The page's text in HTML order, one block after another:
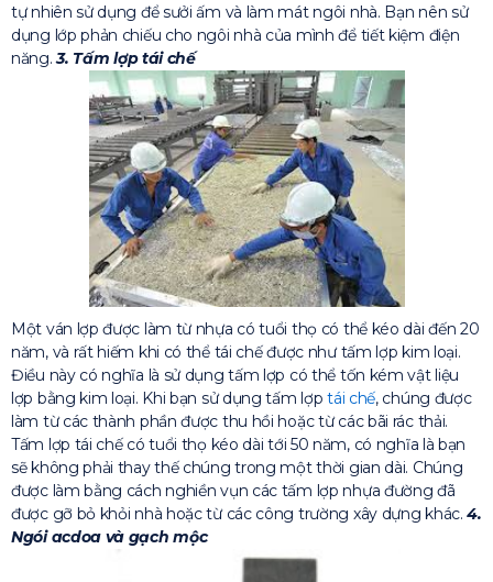
tự nhiên sử dụng để sưởi ấm và làm mát ngôi nhà. Bạn nên sử
dụng lớp phản chiếu cho ngôi nhà của mình để tiết kiệm điện
năng.3. Tấm lợp tái chế
Một ván lợp được làm từ nhựa có tuổi thọ có thể kéo dài đến 20
năm, và rất hiếm khi có thể tái chế được như tấm lợp kim loại.
Điều này có nghĩa là sử dụng tấm lợp có thể tốn kém vật liệu
lợp bằng kim loại. Khi bạn sử dụng tấm lợptái chế, chúng được
làm từ các thành phần được thu hồi hoặc từ các bãi rác thải.
Tấm lợp tái chế có tuổi thọ kéo dài tới 50 năm, có nghĩa là bạn
sẽ không phải thay thế chúng trong một thời gian dài. Chúng
được làm bằng cách nghiền vụn các tấm lợp nhựa đường đã
được gỡ bỏ khỏi nhà hoặc từ các công trường xây dựng khác.4.
Ngói acdoa và gạch mộc